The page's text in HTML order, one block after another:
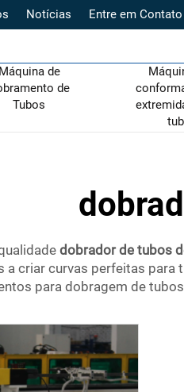
Notícias Entre em Contato
Máquina de
de
Tubos
dobrador de tubos
criar curvas perfeitas
para dobragem de